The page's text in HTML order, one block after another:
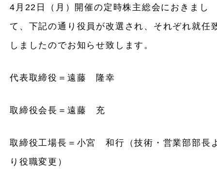
4月22日（月）開催の定時株主総会におきまし
て、下記の通り役員が改選され、それぞれ就任
しましたのでお知らせ致します。
代表取締役＝遠藤 隆幸
取締役会長＝遠藤 充
取締役工場長＝小宮 和行（技術・営業部部長
り役職変更）